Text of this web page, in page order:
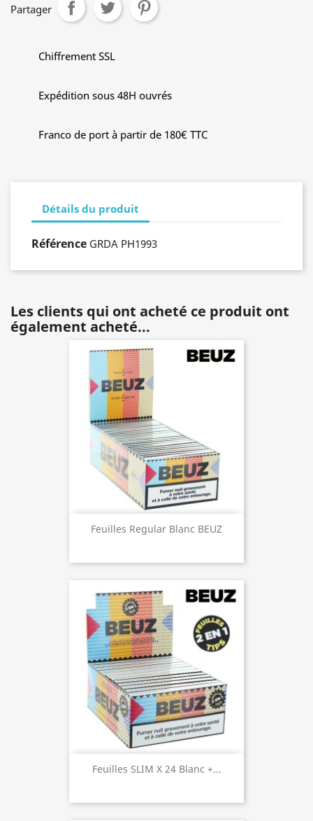
Partager
Chiffrement SSL
Expédition sous 48H ouvrés
Franco de port à partir de 180€ TTC
Détails du produit
Référence GRDA PH1993
Les clients qui ont acheté ce produit ont
également acheté...
Feuilles Regular Blanc BEUZ
Feuilles SLIM X 24 Blanc +...